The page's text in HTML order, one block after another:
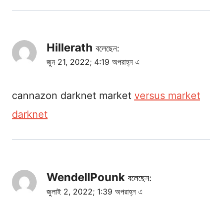
Hillerath বলেছেন:
জুন 21, 2022; 4:19 অপরাহ্ন এ
cannazon darknet market versus market
darknet
WendellPounk বলেছেন:
জুলাই 2, 2022; 1:39 অপরাহ্ন এ